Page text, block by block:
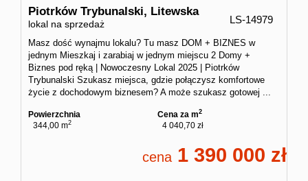
Piotrków Trybunalski, Litewska
lokal na sprzedaż LS-14979
Masz dość wynajmu lokalu? Tu masz DOM + BIZNES w
jednym Mieszkaj i zarabiaj w jednym miejscu 2 Domy +
Biznes pod ręką | Nowoczesny Lokal 2025 | Piotrków
Trybunalski Szukasz miejsca, gdzie połączysz komfortowe
życie z dochodowym biznesem? A może szukasz gotowej ...
Powierzchnia
344,00 m2
Cena za m2
4 040,70 zł
cena 1 390 000